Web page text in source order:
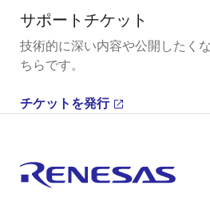
サポートチケット
技術的に深い内容や公開したく
ちらです。
チケットを発行